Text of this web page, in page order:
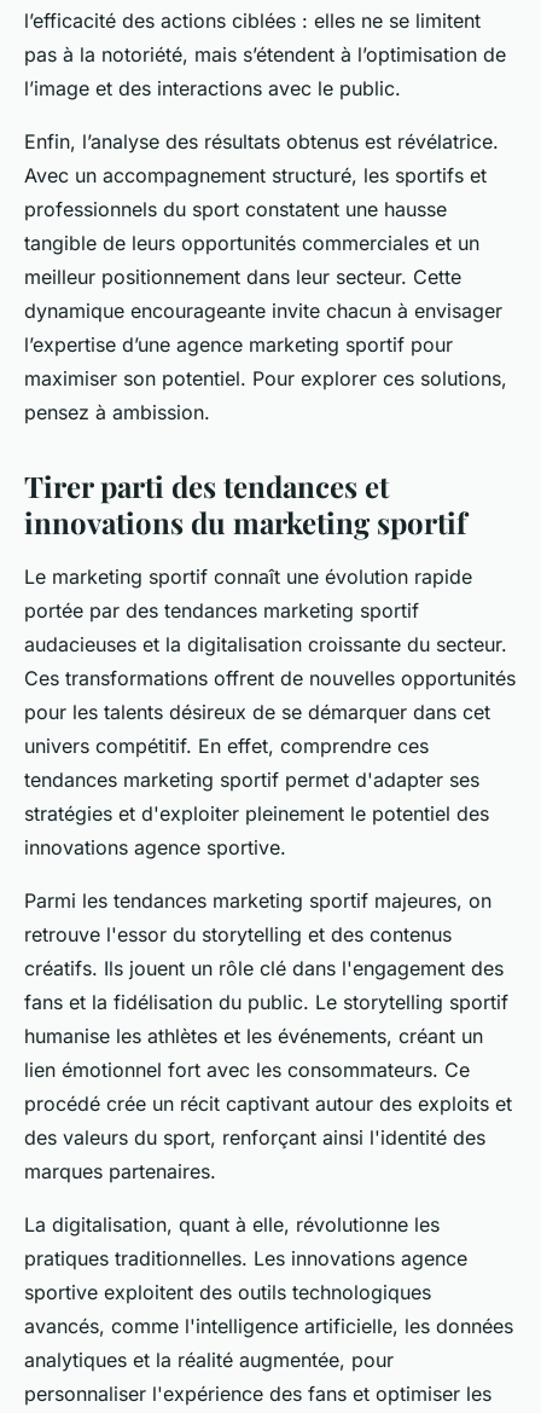
l’efficacité des actions ciblées : elles ne se limitent
pas à la notoriété, mais s’étendent à l’optimisation de
l’image et des interactions avec le public.
Enfin, l’analyse des résultats obtenus est révélatrice.
Avec un accompagnement structuré, les sportifs et
professionnels du sport constatent une hausse
tangible de leurs opportunités commerciales et un
meilleur positionnement dans leur secteur. Cette
dynamique encourageante invite chacun à envisager
l’expertise d’une agence marketing sportif pour
maximiser son potentiel. Pour explorer ces solutions,
pensez à ambission.
Tirer parti des tendances et
innovations du marketing sportif
Le marketing sportif connaît une évolution rapide
portée par des tendances marketing sportif
audacieuses et la digitalisation croissante du secteur.
Ces transformations offrent de nouvelles opportunités
pour les talents désireux de se démarquer dans cet
univers compétitif. En effet, comprendre ces
tendances marketing sportif permet d'adapter ses
stratégies et d'exploiter pleinement le potentiel des
innovations agence sportive.
Parmi les tendances marketing sportif majeures, on
retrouve l'essor du storytelling et des contenus
créatifs. Ils jouent un rôle clé dans l'engagement des
fans et la fidélisation du public. Le storytelling sportif
humanise les athlètes et les événements, créant un
lien émotionnel fort avec les consommateurs. Ce
procédé crée un récit captivant autour des exploits et
des valeurs du sport, renforçant ainsi l'identité des
marques partenaires.
La digitalisation, quant à elle, révolutionne les
pratiques traditionnelles. Les innovations agence
sportive exploitent des outils technologiques
avancés, comme l'intelligence artificielle, les données
analytiques et la réalité augmentée, pour
personnaliser l'expérience des fans et optimiser les